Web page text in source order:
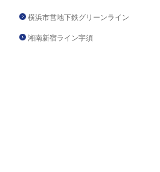
横浜市営地下鉄グリーンライン
湘南新宿ライン宇須